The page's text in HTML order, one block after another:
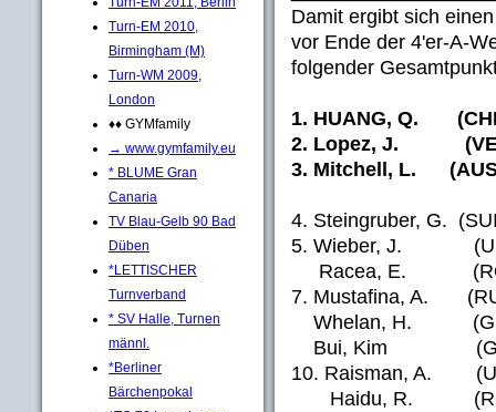
Turn-EM 2010,
Birmingham (M)
Turn-WM 2009,
London
♦♦ GYMfamily
→ www.gymfamily.eu
* BLUME Gran
Canaria
TV Blau-Gelb 90 Bad
Düben
*LETTISCHER
Turnverband
* SV Halle, Turnen
männl.
*Berliner
Bärchenpokal
Damit ergibt sich
vor Ende der 4'er-A-
folgender
1. HUANG, Q.
2. Lopez, J.
3. Mitchell, L.
4. Steingruber, G.
5. Wieber, J.
Racea, E.
7. Mustafina, A.
Whelan, H.
Bui, Kim
10. Raisman, A.
Haidu, R.